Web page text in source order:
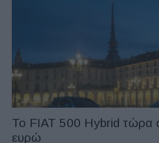
Το FIAT 500 Hybrid τώρα
ευρώ